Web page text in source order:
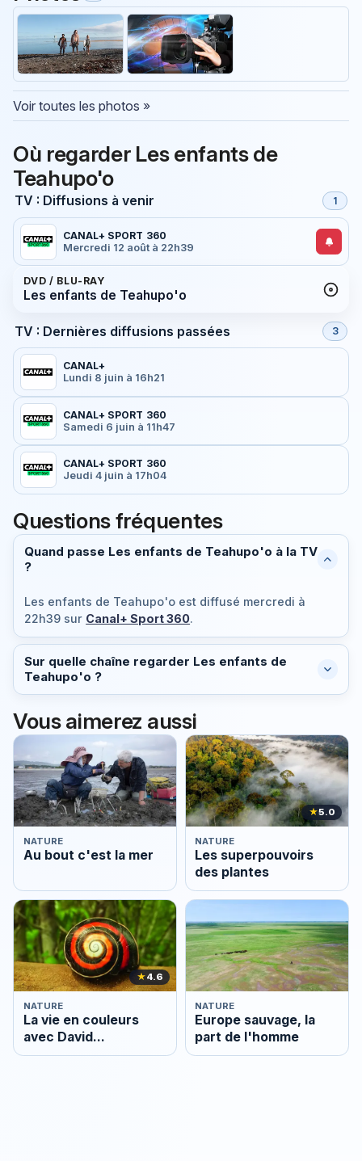
Voir toutes les photos »
Où regarder Les enfants de
Teahupo'o
TV : Diffusions à venir 1
CANAL+ SPORT 360
Mercredi 12 août à 22h39
DVD / BLU-RAY
Les enfants de Teahupo'o
TV : Dernières diffusions passées 3
CANAL+
Lundi 8 juin à 16h21
CANAL+ SPORT 360
Samedi 6 juin à 11h47
CANAL+ SPORT 360
Jeudi 4 juin à 17h04
Questions fréquentes
Quand passe Les enfants de Teahupo'o à la TV
?
Les enfants de Teahupo'o est diffusé mercredi à
22h39 sur Canal+ Sport 360.
Sur quelle chaîne regarder Les enfants de
Teahupo'o ?
Vous aimerez aussi
NATURE
Au bout c'est la mer
★5.0
NATURE
Les superpouvoirs
des plantes
★4.6
NATURE
La vie en couleurs
avec David
Attenborough
NATURE
Europe sauvage, la
part de l'homme